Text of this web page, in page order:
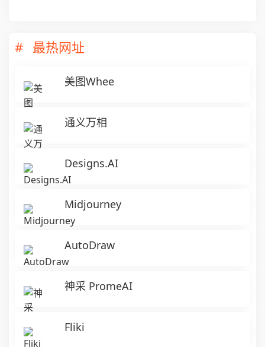
最热网址
美图Whee
通义万相
Designs.AI
Midjourney
AutoDraw
神采 PromeAI
Fliki